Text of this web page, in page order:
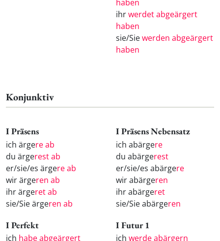
haben
ihrwerdet abgeärgert
haben
sie/Siewerden abgeärgert
haben
Konjunktiv
I Präsens
ich ärgere ab
du ärgerest ab
er/sie/es ärgere ab
wir ärgeren ab
ihr ärgeret ab
sie/Sie ärgeren ab
I Präsens Nebensatz
ich abärgere
du abärgerest
er/sie/es abärgere
wir abärgeren
ihr abärgeret
sie/Sie abärgeren
I Perfekt
ich habe abgeärgert
I Futur 1
ich werde abärgern